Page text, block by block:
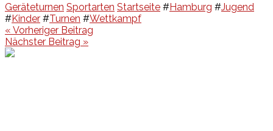
Geräteturnen Sportarten Startseite #Hamburg #Jugend
#Kinder #Turnen #Wettkampf
Beitragsnavigation
« Vorheriger Beitrag
Nächster Beitrag »